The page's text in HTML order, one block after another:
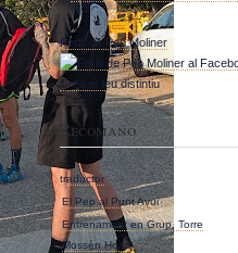
Perfil de Pep Moliner
Crea el teu distintiu
Recomano
1
traductor
El Pep al Punt Avui
Entrenament en Grup, Torre
Mossèn Homs